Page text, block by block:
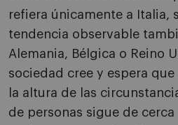
refiera únicamente a Italia,
tendencia observable
Alemania, Bélgica o Reino
sociedad cree y espera
la altura de las
de personas sigue de